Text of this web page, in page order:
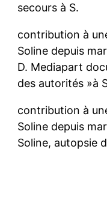
secours à S.
contribution à
Soline depuis
D. Mediapart
des autorités »à
contribution à
Soline depuis
Soline, autopsie